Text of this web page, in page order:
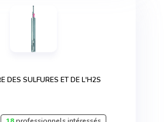
DES SULFURES ET DE L'H2S